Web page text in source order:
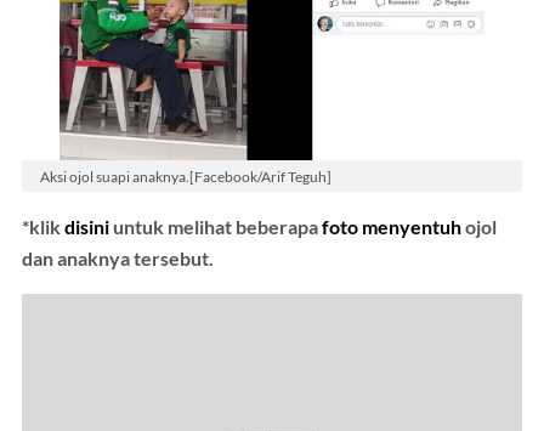
Aksi ojol suapi anaknya.[Facebook/Arif Teguh]
*klikdisini untuk melihat beberapafoto menyentuhojol
dan anaknya tersebut.